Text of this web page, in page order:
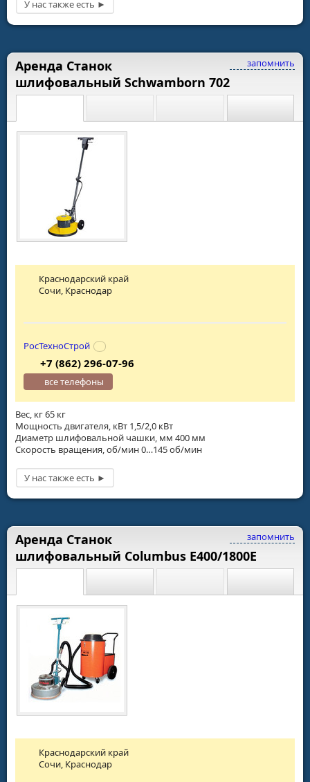
запомнить
Аренда Станок
шлифовальный Schwamborn 702
Вес, кг 65 кг
Мощность двигателя, кВт 1,5/2,0 кВт
Диаметр шлифовальной чашки, мм 400 мм
Скорость вращения, об/мин 0…145 об/мин
Краснодарский край
Сочи, Краснодар
РосТехноСтрой
+7 (862) 296-07-96
все телефоны
запомнить
Аренда Станок
шлифовальный Columbus E400/1800E
Краснодарский край
Сочи, Краснодар